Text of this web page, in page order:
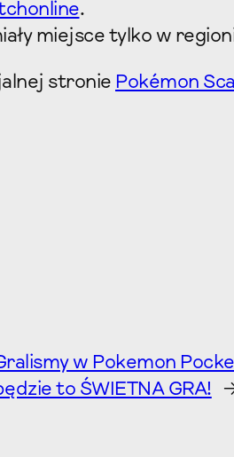
.
miejsce tylko w
stronie Pokémon
w Pokemon
to ŚWIETNA GRA!